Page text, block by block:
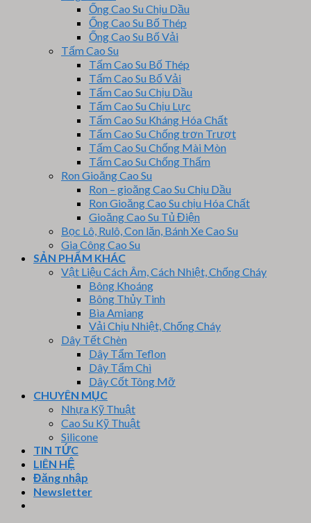
Ống Cao Su Chịu Dầu
Ống Cao Su Bố Thép
Ống Cao Su Bố Vải
Tấm Cao Su
Tấm Cao Su Bố Thép
Tấm Cao Su Bố Vải
Tấm Cao Su Chịu Dầu
Tấm Cao Su Chịu Lực
Tấm Cao Su Kháng Hóa Chất
Tấm Cao Su Chống trơn Trượt
Tấm Cao Su Chống Mài Mòn
Tấm Cao Su Chống Thấm
Ron Gioăng Cao Su
Ron – gioăng Cao Su Chịu Dầu
Ron Gioăng Cao Su chịu Hóa Chất
Gioăng Cao Su Tủ Điện
Bọc Lô, Rulô, Con lăn, Bánh Xe Cao Su
Gia Công Cao Su
SẢN PHẨM KHÁC
Vật Liệu Cách Âm, Cách Nhiệt, Chống Cháy
Bông Khoáng
Bông Thủy Tinh
Bìa Amiang
Vải Chịu Nhiệt, Chống Cháy
Dây Tết Chèn
Dây Tẩm Teflon
Dây Tẩm Chì
Dây Cốt Tông Mỡ
CHUYÊN MỤC
Nhựa Kỹ Thuật
Cao Su Kỹ Thuật
Silicone
TIN TỨC
LIÊN HỆ
Đăng nhập
Newsletter